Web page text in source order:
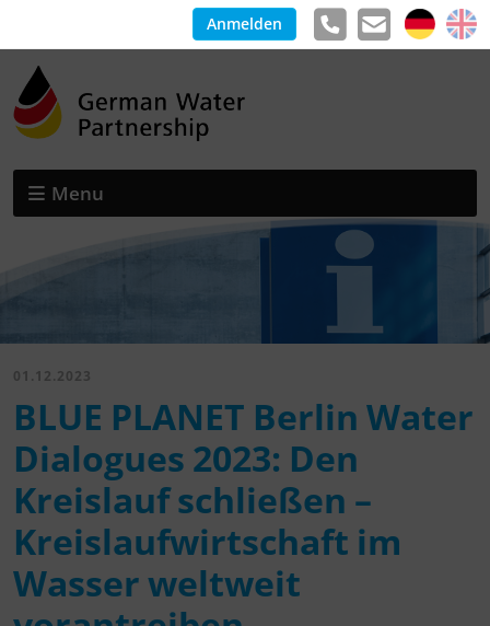
Anmelden
Menu
01.12.2023
BLUE PLANET Berlin Water
Dialogues 2023: Den
Kreislauf schließen –
Kreislaufwirtschaft im
Wasser weltweit